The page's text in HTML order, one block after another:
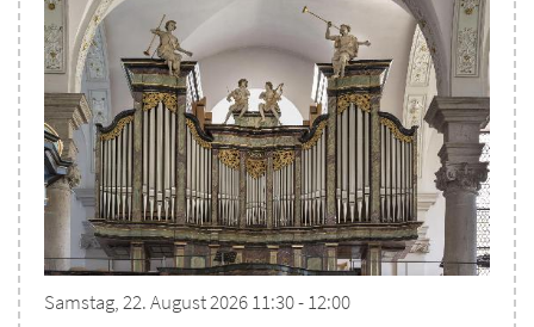
Samstag, 22. August 2026 11:30 - 12:00